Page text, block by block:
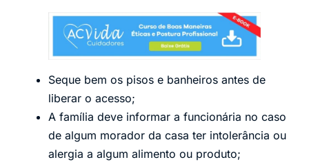
Seque bem os pisos e banheiros antes de
liberar o acesso;
A família deve informar a funcionária no caso
de algum morador da casa ter intolerância ou
alergia a algum alimento ou produto;